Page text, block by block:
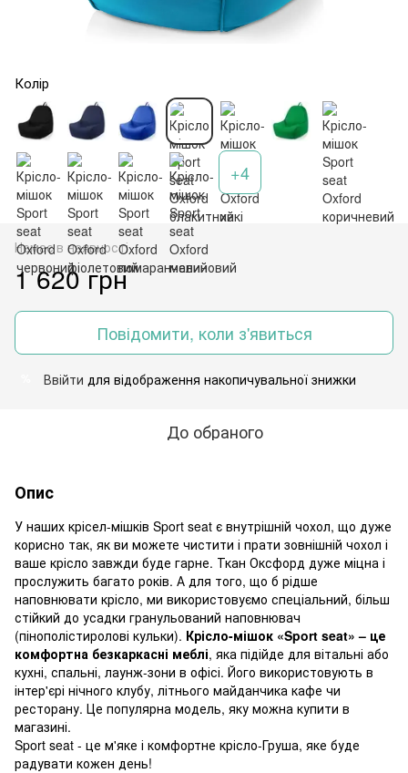
Колір
+4
Немає в наявності
1 620 грн
Повідомити, коли з'явиться
Ввійти для відображення накопичувальної знижки
До обраного
Опис
У наших крісел-мішків Sport seat є внутрішній чохол, що дуже
корисно так, як ви можете чистити і прати зовнішній чохол і
ваше крісло завжди буде гарне. Ткан Оксфорд дуже міцна і
прослужить багато років. А для того, що б рідше
наповнювати крісло, ми використовуємо спеціальний, більш
стійкий до усадки гранульований наповнювач
(пінополістиролові кульки). Крісло-мішок «Sport seat» – це
комфортна безкаркасні меблі, яка підійде для вітальні або
кухні, спальні, лаунж-зони в офісі. Його використовують в
інтер'єрі нічного клубу, літнього майданчика кафе чи
ресторану. Це популярна модель, яку можна купити в
магазині.
Sport seat - це м'яке і комфортне крісло-Груша, яке буде
радувати кожен день!